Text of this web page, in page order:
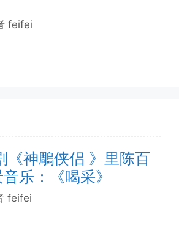
feifei
《神鵰侠侣 》里陈百
乐：《喝采》
feifei